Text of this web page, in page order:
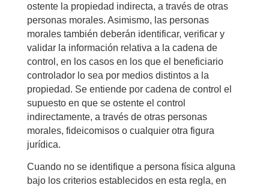
ostente la propiedad indirecta, a través de otras
personas morales. Asimismo, las personas
morales también deberán identificar, verificar y
validar la información relativa a la cadena de
control, en los casos en los que el beneficiario
controlador lo sea por medios distintos a la
propiedad. Se entiende por cadena de control el
supuesto en que se ostente el control
indirectamente, a través de otras personas
morales, fideicomisos o cualquier otra figura
jurídica.
Cuando no se identifique a persona física alguna
bajo los criterios establecidos en esta regla, en